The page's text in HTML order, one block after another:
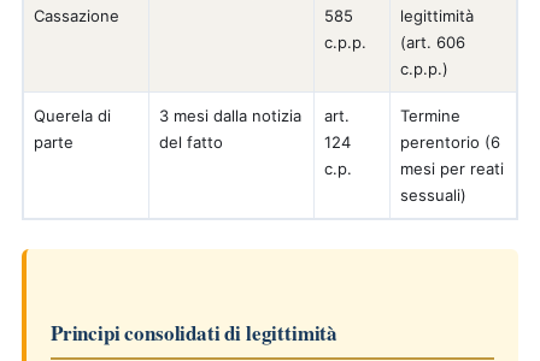
Cassazione
585
c.p.p.
legittimità
(art. 606
c.p.p.)
Querela di
parte
3 mesi dalla notizia
del fatto
art.
124
c.p.
Termine
perentorio (6
mesi per reati
sessuali)
Principi consolidati di legittimità